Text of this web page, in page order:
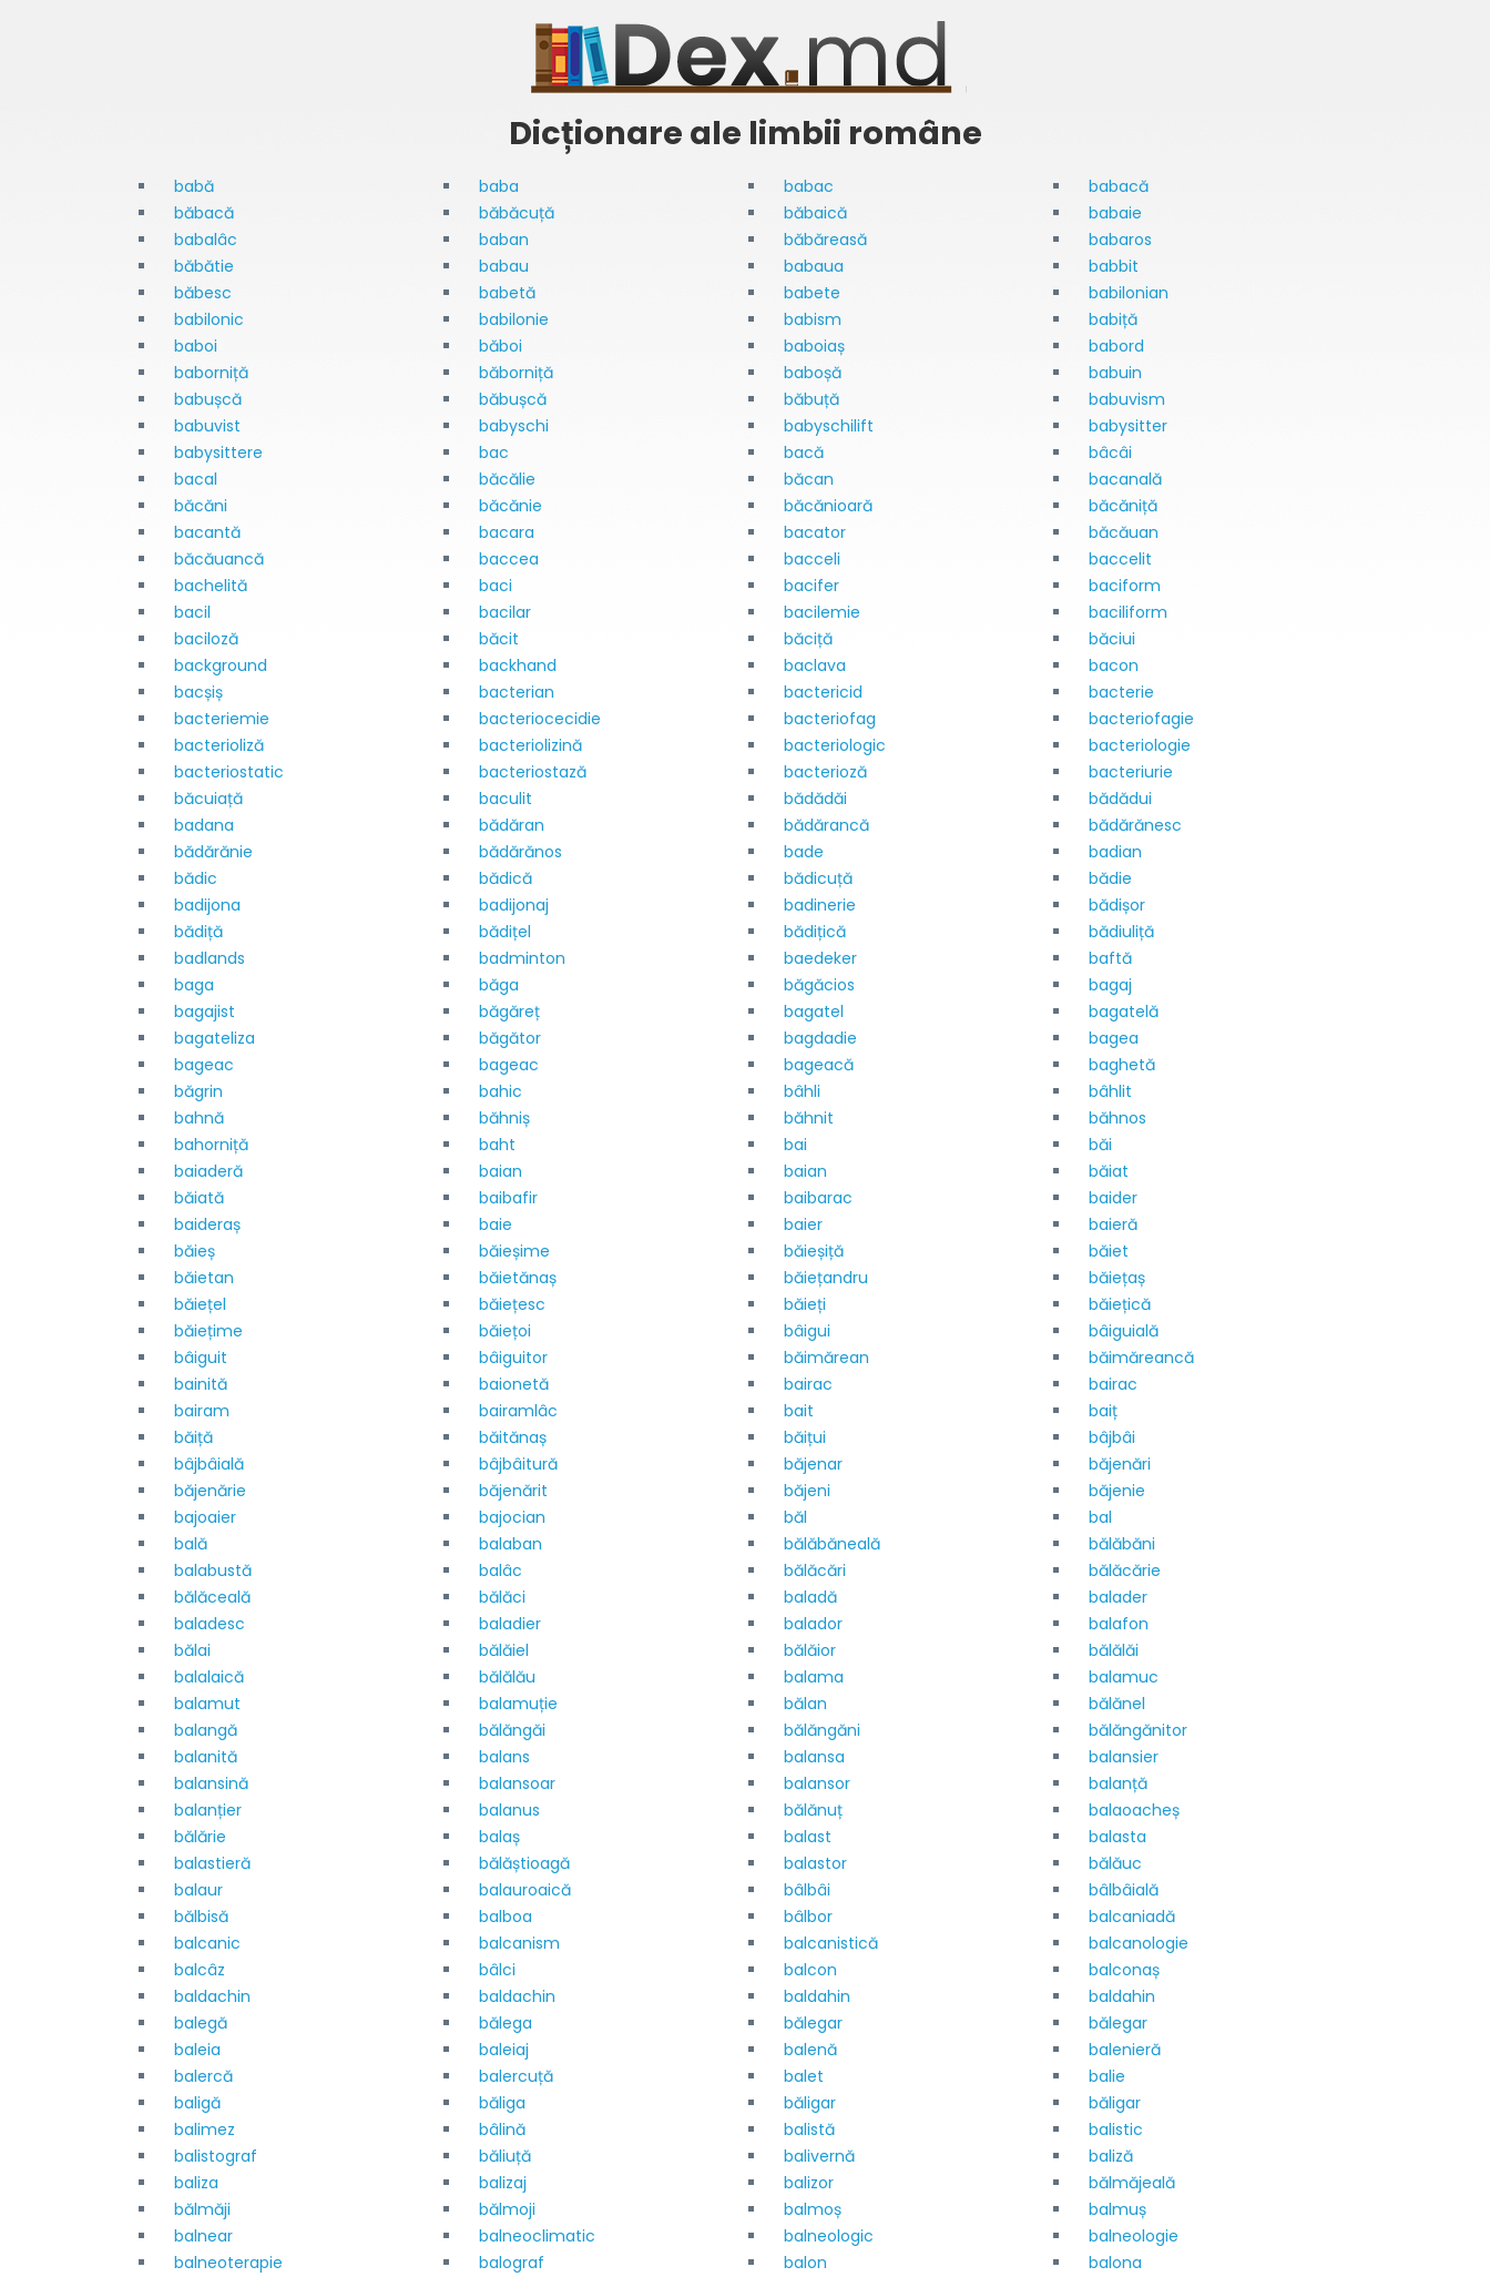
Dicționare ale limbii române
babă baba babac
babacă
băbacă
băbăcuță băbaică
babaie
babalâc
baban băbăreasă
babaros
băbătie
babau babaua
babbit
băbesc
babetă babete
babilonian
babilonic
babilonie babism
babiță
baboi
băboi baboiaș
babord
baborniță
băborniță baboșă
babuin
babușcă
băbușcă băbuță
babuvism
babuvist
babyschi babyschilift
babysitter
babysittere
bac bacă
bâcâi
bacal
băcălie băcan
bacanală
băcăni
băcănie băcănioară
băcăniță
bacantă
bacara bacator
băcăuan
băcăuancă
baccea bacceli
baccelit
bachelită
baci bacifer
baciform
bacil
bacilar bacilemie
baciliform
baciloză
băcit băciță
băciui
background
backhand baclava
bacon
bacșiș
bacterian bactericid
bacterie
bacteriemie
bacteriocecidie bacteriofag
bacteriofagie
bacterioliză
bacteriolizină bacteriologic
bacteriologie
bacteriostatic
bacteriostază bacterioză
bacteriurie
băcuiață
baculit bădădăi
bădădui
badana
bădăran bădărancă
bădărănesc
bădărănie
bădărănos bade
badian
bădic
bădică bădicuță
bădie
badijona
badijonaj badinerie
bădișor
bădiță
bădițel bădițică
bădiuliță
badlands
badminton baedeker
baftă
baga
băga băgăcios
bagaj
bagajist
băgăreț bagatel
bagatelă
bagateliza
băgător bagdadie
bagea
bageac
bageac bageacă
baghetă
băgrin
bahic bâhli
bâhlit
bahnă
băhniș băhnit
băhnos
bahorniță
baht bai
băi
baiaderă
baian baian
băiat
băiată
baibafir baibarac
baider
baideraș
baie baier
baieră
băieș
băieșime băieșiță
băiet
băietan
băietănaș băiețandru
băiețaș
băiețel
băiețesc băieți
băiețică
băiețime
băiețoi bâigui
bâiguială
bâiguit
bâiguitor băimărean
băimăreancă
bainită
baionetă bairac
bairac
bairam
bairamlâc bait
baiț
băiță
băitănaș băițui
bâjbâi
bâjbâială
bâjbâitură băjenar
băjenări
băjenărie
băjenărit băjeni
băjenie
bajoaier
bajocian băl
bal
bală
balaban bălăbăneală
bălăbăni
balabustă
balâc bălăcări
bălăcărie
bălăceală
bălăci baladă
balader
baladesc
baladier balador
balafon
bălai
bălăiel bălăior
bălălăi
balalaică
bălălău balama
balamuc
balamut
balamuție bălan
bălănel
balangă
bălăngăi bălăngăni
bălăngănitor
balanită
balans balansa
balansier
balansină
balansoar balansor
balanță
balanțier
balanus bălănuț
balaoacheș
bălărie
balaș balast
balasta
balastieră
bălăștioagă balastor
bălăuc
balaur
balauroaică bâlbâi
bâlbâială
bălbisă
balboa bâlbor
balcaniadă
balcanic
balcanism balcanistică
balcanologie
balcâz
bâlci balcon
balconaș
baldachin
baldachin baldahin
baldahin
balegă
bălega bălegar
bălegar
baleia
baleiaj balenă
balenieră
balercă
balercuță balet
balie
baligă
băliga băligar
băligar
balimez
bâlină balistă
balistic
balistograf
băliuță balivernă
baliză
baliza
balizaj balizor
bălmăjeală
bălmăji
bălmoji balmoș
balmuș
balnear
balneoclimatic balneologic
balneologie
balneoterapie
balograf balon
balona